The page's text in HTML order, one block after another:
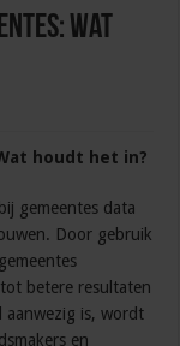
Wat
houdt het in?
gemeentes data
Door gebruik
betere resultaten
aanwezig is, wordt
en